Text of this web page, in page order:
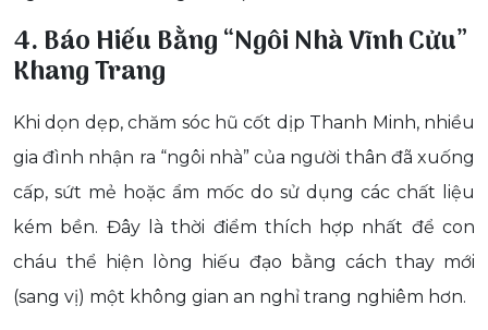
4. Báo Hiếu Bằng “Ngôi Nhà Vĩnh Cửu”
Khang Trang
Khi dọn dẹp, chăm sóc hũ cốt dịp Thanh Minh, nhiều
gia đình nhận ra “ngôi nhà” của người thân đã xuống
cấp, sứt mẻ hoặc ẩm mốc do sử dụng các chất liệu
kém bền. Đây là thời điểm thích hợp nhất để con
cháu thể hiện lòng hiếu đạo bằng cách thay mới
(sang vị) một không gian an nghỉ trang nghiêm hơn.